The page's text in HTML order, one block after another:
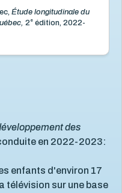
Étude longitudinale du
2e édition, 2022-
des
en 2022-2023:
enfants d'environ 17
télévision sur une base